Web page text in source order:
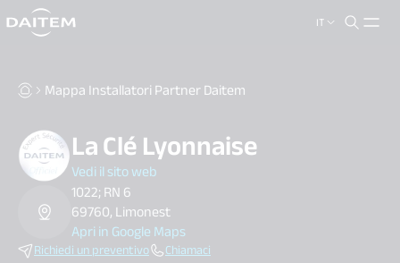
IT
search.label
Mappa Installatori Partner Daitem
La Clé Lyonnaise
Vedi il sito web
1022; RN 6
69760, Limonest
Apri in Google Maps
Richiedi un preventivo Chiamaci